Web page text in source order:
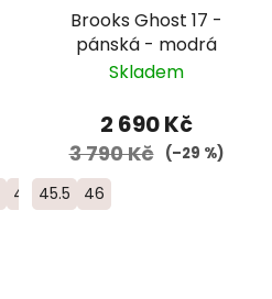
46.5
Brooks Ghost 17 -
pánská - modrá
Skladem
2 690 Kč
3 790 Kč (–29 %)
45.5 46